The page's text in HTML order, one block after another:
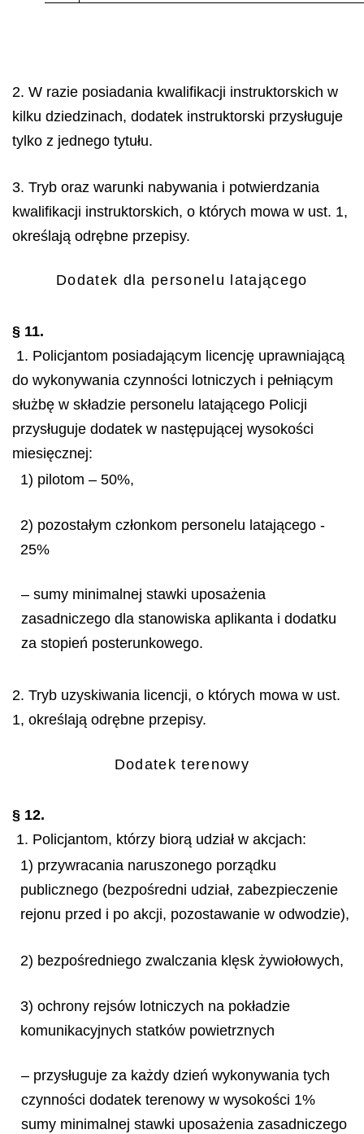
2. W razie posiadania kwalifikacji instruktorskich w
kilku dziedzinach, dodatek instruktorski przysługuje
tylko z jednego tytułu.
3. Tryb oraz warunki nabywania i potwierdzania
kwalifikacji instruktorskich, o których mowa w ust. 1,
określają odrębne przepisy.
Dodatek dla personelu latającego
§ 11.
1. Policjantom posiadającym licencję uprawniającą
do wykonywania czynności lotniczych i pełniącym
służbę w składzie personelu latającego Policji
przysługuje dodatek w następującej wysokości
miesięcznej:
1) pilotom – 50%,
2) pozostałym członkom personelu latającego -
25%
– sumy minimalnej stawki uposażenia
zasadniczego dla stanowiska aplikanta i dodatku
za stopień posterunkowego.
2. Tryb uzyskiwania licencji, o których mowa w ust.
1, określają odrębne przepisy.
Dodatek terenowy
§ 12.
1. Policjantom, którzy biorą udział w akcjach:
1) przywracania naruszonego porządku
publicznego (bezpośredni udział, zabezpieczenie
rejonu przed i po akcji, pozostawanie w odwodzie),
2) bezpośredniego zwalczania klęsk żywiołowych,
3) ochrony rejsów lotniczych na pokładzie
komunikacyjnych statków powietrznych
– przysługuje za każdy dzień wykonywania tych
czynności dodatek terenowy w wysokości 1%
sumy minimalnej stawki uposażenia zasadniczego